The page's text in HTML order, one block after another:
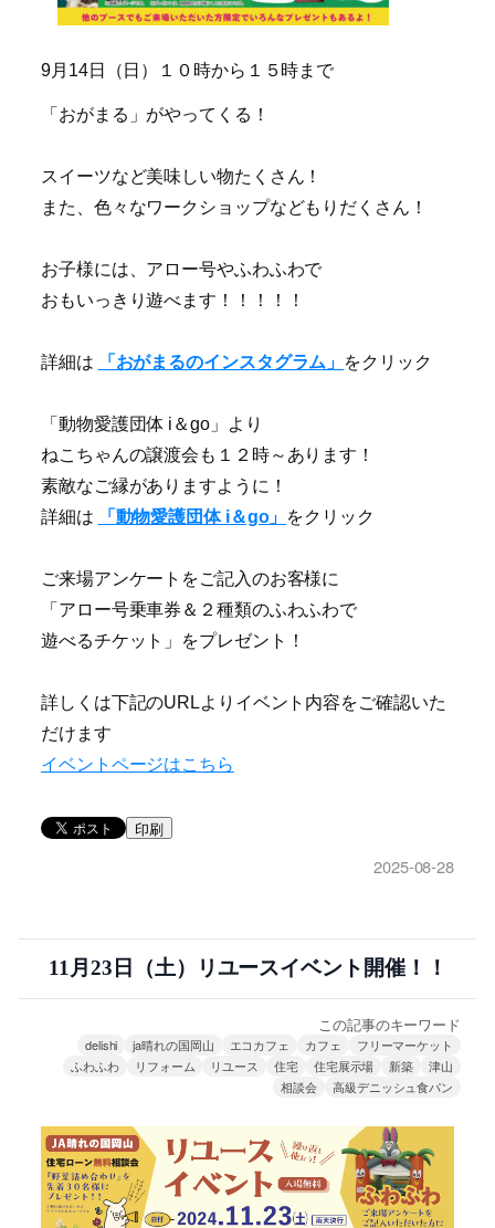
9月14日（日）１０時から１５時まで
「おがまる」がやってくる！
スイーツなど美味しい物たくさん！
また、色々なワークショップなどもりだくさん！
お子様には、アロー号やふわふわで
おもいっきり遊べます！！！！！
詳細は 「おがまるのインスタグラム」 をクリック
「動物愛護団体 i＆go」より
ねこちゃんの譲渡会も１２時～あります！
素敵なご縁がありますように！
詳細は
「動物愛護団体 i＆go」 をクリック
ご来場アンケートをご記入のお客様に
「アロー号乗車券＆２種類のふわふわで
遊べるチケット」をプレゼント！
詳しくは下記のURLよりイベント内容をご確認いた
だけます
イベントページはこちら
印刷
2025-08-28
11月23日（土）リユースイベント開催！！
この記事のキーワード
delishi ja晴れの国岡山 エコカフェ カフェ
フリーマーケット
ふわふわ
リフォーム リユース 住宅 住宅展示場 新築
津山
相談会
高級デニッシュ食パン